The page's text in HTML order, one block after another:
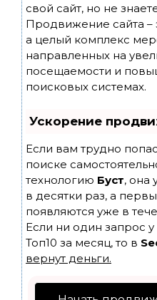
свой сайт, но не
Продвижение сайта –
а целый комплекс
направленных на
посещаемости и
поисковых системах.
Ускорение
Если вам трудно
поиске
технологию Буст, она
в десятки раз, а
появляются уже в
Если ни один запрос
Топ10 за месяц, то в
вернут деньги.